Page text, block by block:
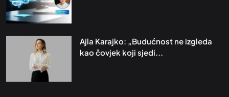
Ajla Karajko: „Budućnost ne izgleda
kao čovjek koji sjedi...